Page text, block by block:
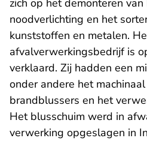
zich op het demonteren
noodverlichting en het
kunststoffen en metalen.
afvalverwerkingsbedrijf is
verklaard. Zij hadden een
onder andere het
brandblussers en het
Het blusschuim werd in
verwerking opgeslagen in